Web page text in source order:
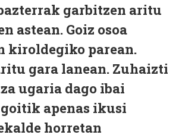
garbitzen aritu
astean. Goiz osoa
kiroldegiko parean.
gara lanean. Zuhaizti
ugaria dago ibai
apenas ikusi
horretan